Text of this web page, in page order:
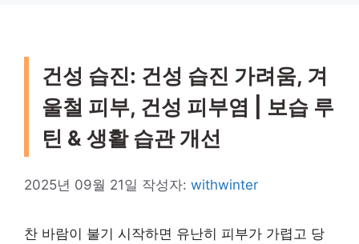
건성 습진: 건성 습진 가려움, 겨
울철 피부, 건성 피부염 | 보습 루
틴 & 생활 습관 개선
2025년 09월 21일 작성자: withwinter
찬 바람이 불기 시작하면 유난히 피부가 가렵고 당